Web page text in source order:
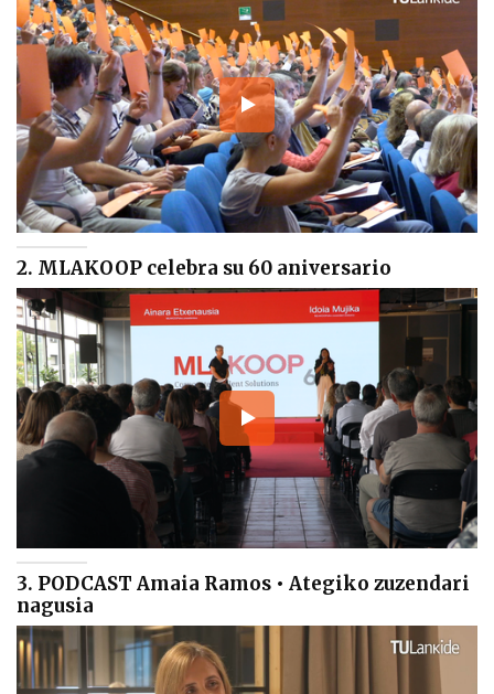
2. MLAKOOP celebra su 60 aniversario
3. PODCAST Amaia Ramos • Ategiko zuzendari
nagusia